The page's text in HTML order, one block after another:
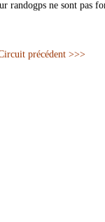
randogps ne sont pas
précédent >>>